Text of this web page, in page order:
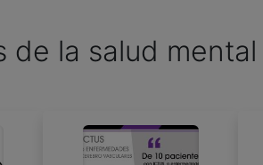
de la salud mental